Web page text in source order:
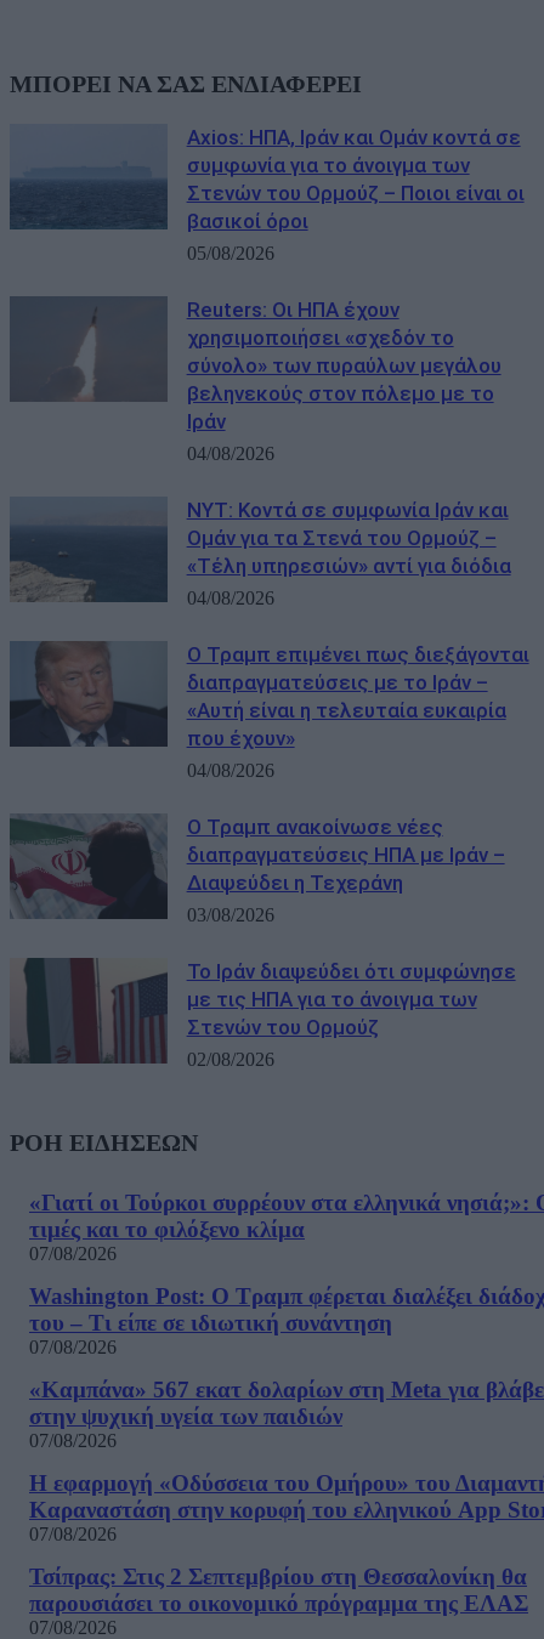
ΜΠΟΡΕΙ ΝΑ ΣΑΣ ΕΝΔΙΑΦΕΡΕΙ
Axios: ΗΠΑ, Ιράν και Ομάν κοντά σε
συμφωνία για το άνοιγμα των
Στενών του Ορμούζ – Ποιοι είναι οι
βασικοί όροι
05/08/2026
Reuters: Οι ΗΠΑ έχουν
χρησιμοποιήσει «σχεδόν το
σύνολο» των πυραύλων μεγάλου
βεληνεκούς στον πόλεμο με το
Ιράν
04/08/2026
NYT: Κοντά σε συμφωνία Ιράν και
Ομάν για τα Στενά του Ορμούζ –
«Τέλη υπηρεσιών» αντί για διόδια
04/08/2026
Ο Τραμπ επιμένει πως διεξάγονται
διαπραγματεύσεις με το Ιράν –
«Αυτή είναι η τελευταία ευκαιρία
που έχουν»
04/08/2026
Ο Τραμπ ανακοίνωσε νέες
διαπραγματεύσεις ΗΠΑ με Ιράν –
Διαψεύδει η Τεχεράνη
03/08/2026
Το Ιράν διαψεύδει ότι συμφώνησε
με τις ΗΠΑ για το άνοιγμα των
Στενών του Ορμούζ
02/08/2026
ΡΟΗ ΕΙΔΗΣΕΩΝ
«Γιατί οι Τούρκοι συρρέουν στα ελληνικά νησιά;»:
τιμές και το φιλόξενο κλίμα
07/08/2026
Washington Post: Ο Τραμπ φέρεται διαλέξει
του – Τι είπε σε ιδιωτική συνάντηση
07/08/2026
«Καμπάνα» 567 εκατ δολαρίων στη Meta για
στην ψυχική υγεία των παιδιών
07/08/2026
Η εφαρμογή «Οδύσσεια του Ομήρου» του
Καραναστάση στην κορυφή του ελληνικού App
07/08/2026
Τσίπρας: Στις 2 Σεπτεμβρίου στη Θεσσαλονίκη θα
παρουσιάσει το οικονομικό πρόγραμμα της ΕΛΑΣ
07/08/2026